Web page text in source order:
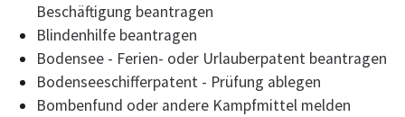
Beschäftigung beantragen
Blindenhilfe beantragen
Bodensee - Ferien- oder Urlauberpatent beantragen
Bodenseeschifferpatent - Prüfung ablegen
Bombenfund oder andere Kampfmittel melden